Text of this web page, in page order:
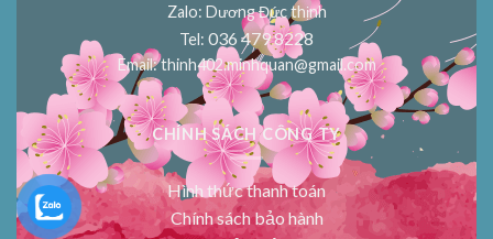
Zalo: Dương Đức thịnh
Tel: 036 479 8228
Email:thinh402.minhquan@gmail.com
CHÍNH SÁCH CÔNG TY
Hình thức thanh toán
Chính sách bảo hành